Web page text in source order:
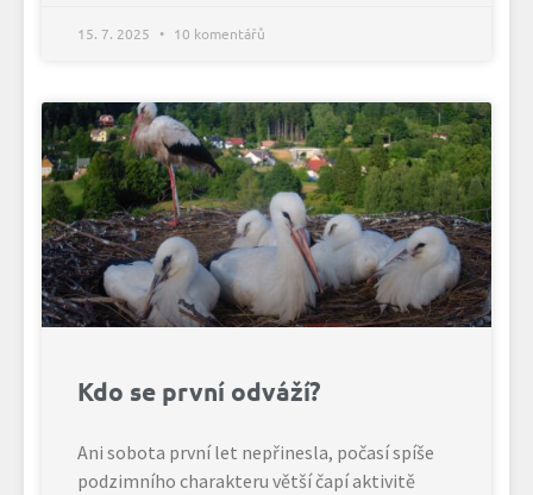
15. 7. 2025 10 komentářů
Kdo se první odváží?
Ani sobota první let nepřinesla, počasí spíše
podzimního charakteru větší čapí aktivitě